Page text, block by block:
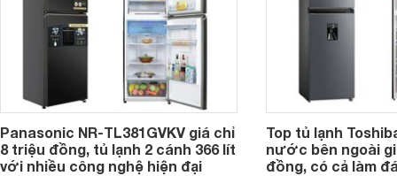
Panasonic NR-TL381GVKV giá chỉ
8 triệu đồng, tủ lạnh 2 cánh 366 lít
với nhiều công nghệ hiện đại
Top tủ lạnh
nước bên ngoài
đồng, có cả làm